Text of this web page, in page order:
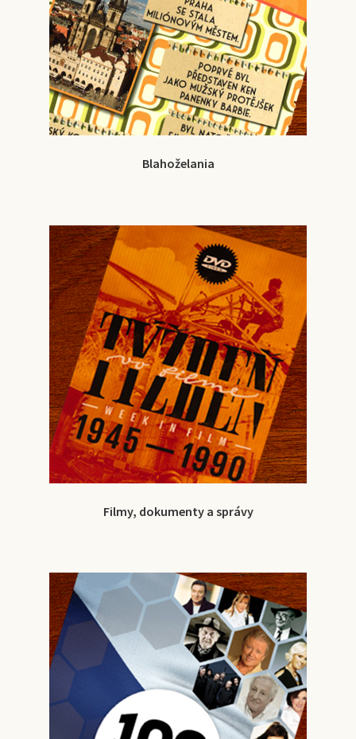
Blahoželania
Filmy, dokumenty a správy